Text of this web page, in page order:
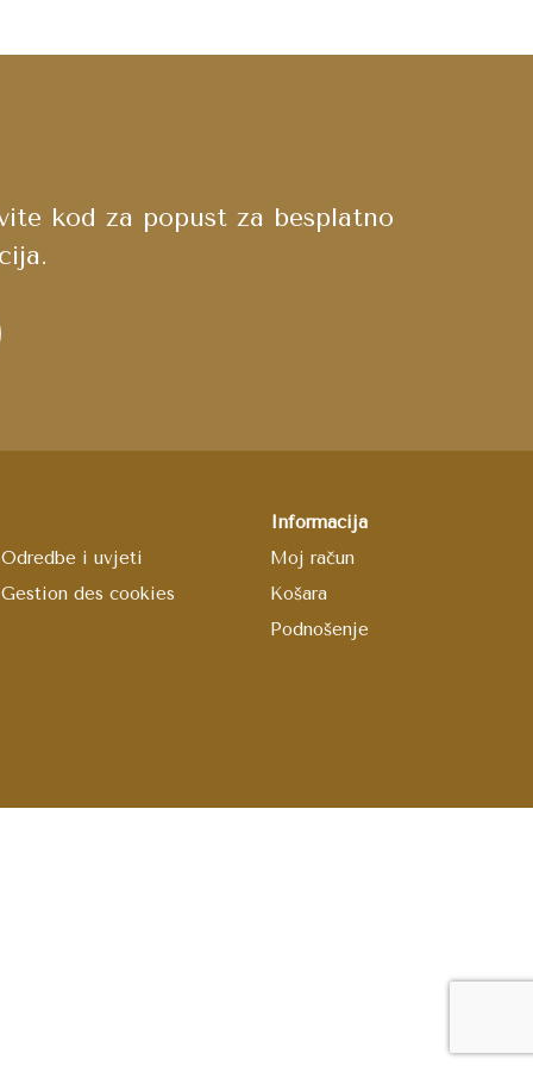
kod za popust za besplatno
Odredbe i uvjeti
Gestion des cookies
Informacija
Moj račun
Košara
Podnošenje